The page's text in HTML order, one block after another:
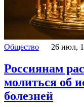
Общество 26 июл,
Россиянам
молиться об
болезней